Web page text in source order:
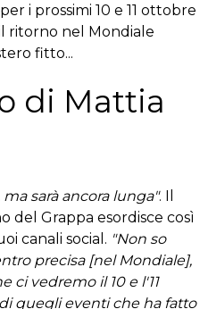
i prossimi 10 e 11 ottobre
ritorno nel Mondiale
fitto...
di Mattia
sarà ancora lunga". Il
del Grappa esordisce così
canali social. "Non so
precisa [nel Mondiale],
ci vedremo il 10 e l'11
quegli eventi che ha fatto